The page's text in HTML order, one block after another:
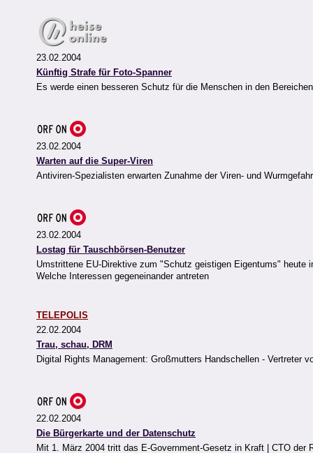
23.02.2004
Künftig Strafe für Foto-Spanner
Es werde einen besseren Schutz für die Menschen in den
23.02.2004
Warten auf die Super-Viren
Antiviren-Spezialisten erwarten Zunahme der Viren- und
23.02.2004
Lostag für Tauschbörsen-Benutzer
Umstrittene EU-Direktive zum "Schutz geistigen Eigentums"
Welche Interessen gegeneinander antreten
TELEPOLIS
22.02.2004
Trau, schau, DRM
Digital Rights Management: Großmutters Handschellen - Vertreter
22.02.2004
Die Bürgerkarte und der Datenschutz
Mit 1. März 2004 tritt das E-Government-Gesetz in Kraft | CTO der